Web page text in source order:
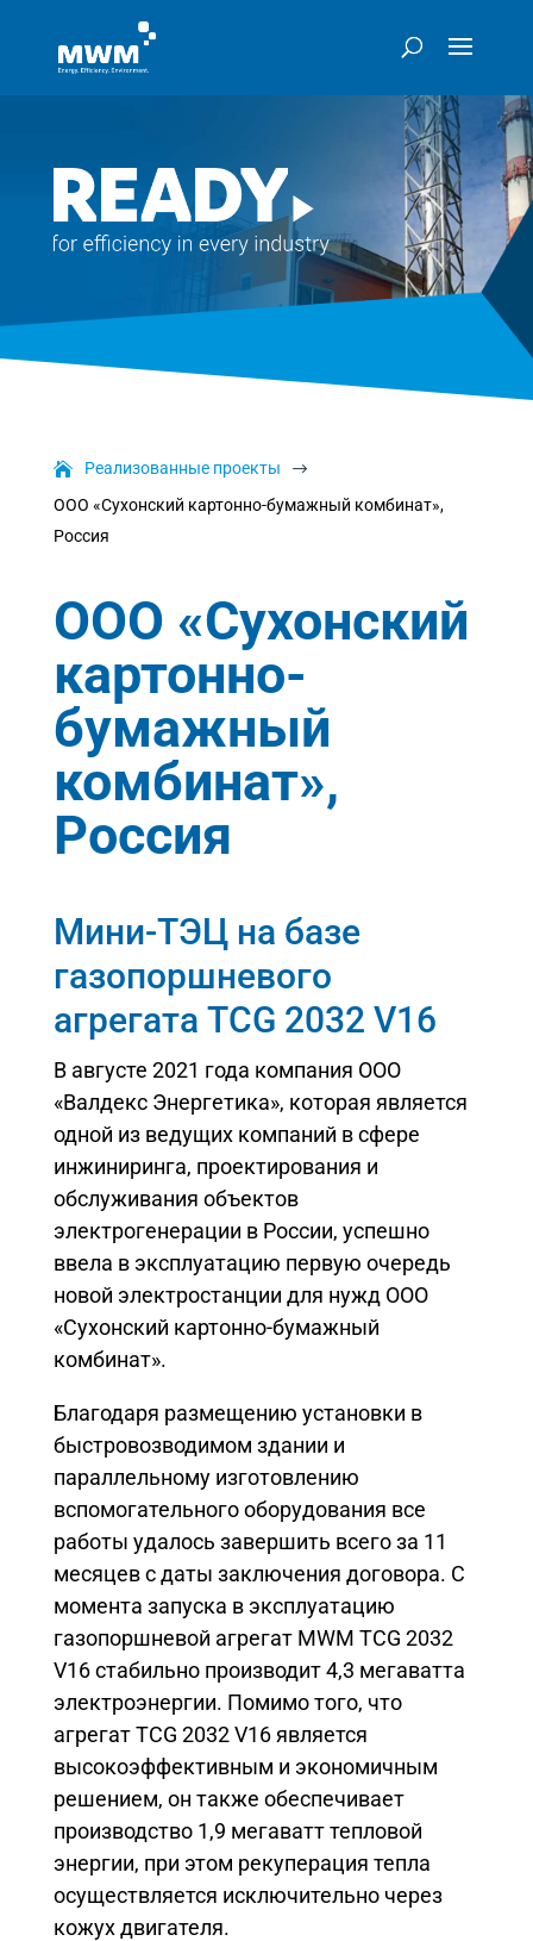
Реализованные проекты $
ООО «Сухонский картонно-бумажный комбинат»,
Россия
ООО «Сухонский
картонно-
бумажный
комбинат»,
Россия
Мини-ТЭЦ на базе
газопоршневого
агрегата TCG 2032 V16
В августе 2021 года компания ООО
«Валдекс Энергетика», которая является
одной из ведущих компаний в сфере
инжиниринга, проектирования и
обслуживания объектов
электрогенерации в России, успешно
ввела в эксплуатацию первую очередь
новой электростанции для нужд ООО
«Сухонский картонно-бумажный
комбинат».
Благодаря размещению установки в
быстровозводимом здании и
параллельному изготовлению
вспомогательного оборудования все
работы удалось завершить всего за 11
месяцев с даты заключения договора. С
момента запуска в эксплуатацию
газопоршневой агрегат MWM TCG 2032
V16 стабильно производит 4,3 мегаватта
электроэнергии. Помимо того, что
агрегат TCG 2032 V16 является
высокоэффективным и экономичным
решением, он также обеспечивает
производство 1,9 мегаватт тепловой
энергии, при этом рекуперация тепла
осуществляется исключительно через
кожух двигателя.